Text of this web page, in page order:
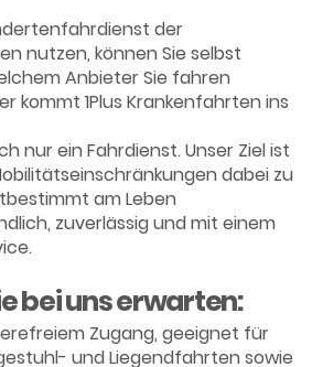
der
nutzen, können Sie selbst
Anbieter Sie fahren
kommt 1Plus Krankenfahrten ins
nur ein Fahrdienst. Unser Ziel ist
dabei zu
am Leben
zuverlässig und mit einem
bei uns erwarten:
Zugang, geeignet für
und Liegendfahrten sowie